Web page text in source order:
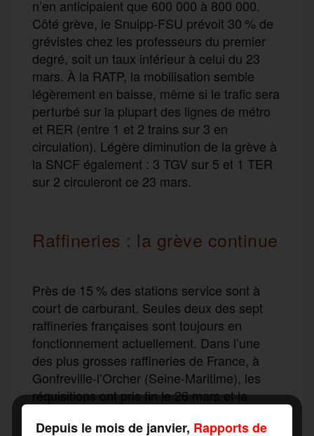
n’en anticipaient que 600 000 à 800 000.
Côté grève, le Snuipp-FSU prévoit 30 % de
grévistes chez les professeurs du premier
degré, soit un taux inférieur à celui du 23
mars. À la RATP, la mobilisation semble
légèrement en baisse, même si le trafic sera
perturbé sur la plupart des lignes de métro
et RER (entre 1 et 2 trains sur 3 en
circulation). Légère diminution de la grève à
la SNCF également : 3 TGV sur 5 et 1 TER
sur 2 circuleront ce 23 mars.
Raffineries : la grève continue
Près de 15 % des stations service sont à
court de carburant. Seules deux des sept
raffineries françaises sont toujours en
fonctionnement actuellement. Dans l’une
des plus grosses raffineries de France, à
Gonfreville-l’Orcher (Seine-Maritime), les
réquisitions ont pris fin le 26 mars et la
Depuis le mois de janvier, Rapports de